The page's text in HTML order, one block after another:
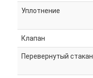
Уплотнение
Клапан
Перевернутый стакан